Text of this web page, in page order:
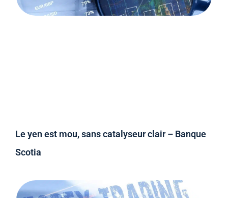
Le yen est mou, sans catalyseur clair – Banque
Scotia